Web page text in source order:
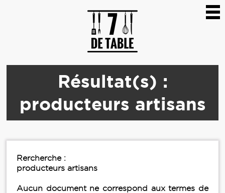
Résultat(s) :
producteurs artisans
Rercherche :
producteurs artisans
Aucun document ne correspond aux termes de